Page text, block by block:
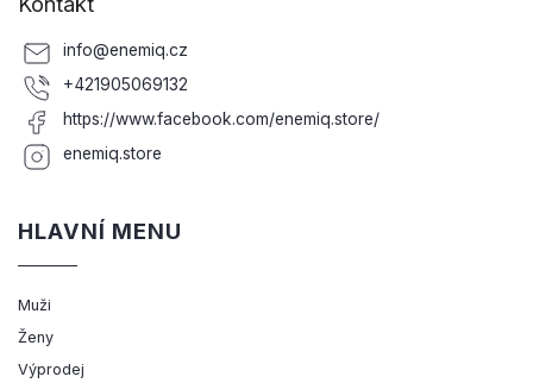
info@enemiq.cz
+421905069132
https://www.facebook.com/enemiq.store/
enemiq.store
HLAVNÍ MENU
Muži
Ženy
Výprodej